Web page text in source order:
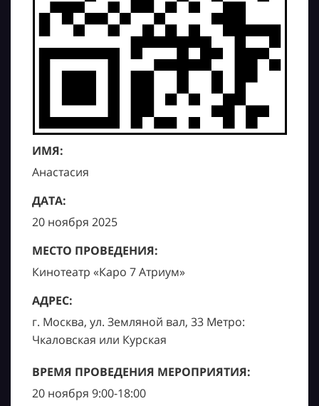
ИМЯ:
Анастасия
ДАТА:
20 ноября 2025
МЕСТО ПРОВЕДЕНИЯ:
Кинотеатр «Каро 7 Атриум»
АДРЕС:
г. Москва, ул. Земляной вал, 33 Метро:
Чкаловская или Курская
ВРЕМЯ ПРОВЕДЕНИЯ МЕРОПРИЯТИЯ:
20 ноября 9:00-18:00